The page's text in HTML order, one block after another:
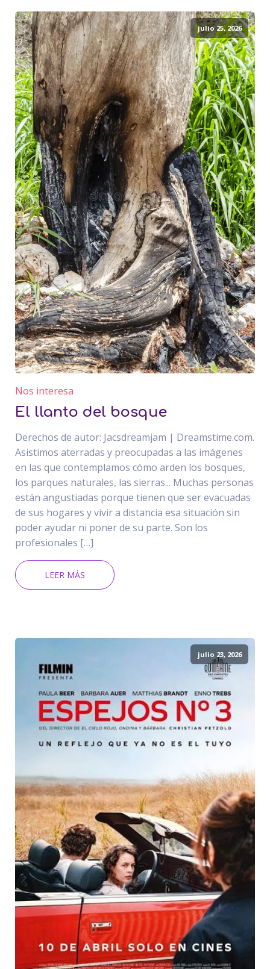
julio 25, 2026
Nos interesa
El llanto del bosque
Derechos de autor: Jacsdreamjam | Dreamstime.com.
Asistimos aterradas y preocupadas a las imágenes
en las que contemplamos cómo arden los bosques,
los parques naturales, las sierras... Muchas personas
están angustiadas porque tienen que ser evacuadas
de sus hogares y vivir a distancia esa situación sin
poder ayudar ni poner de su parte. Son los
profesionales […]
LEER MÁS
julio 23, 2026